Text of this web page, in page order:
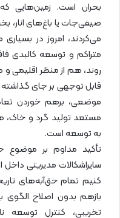
بحران است. زمین‌هایی
صیفی‌جات یا باغ‌های انار،
می‌کردند، امروز در
متراکم و توسعه کالبدی
روند، هم از منظر اقلیمی و
قابل توجهی بر جای
موضعی، برهم خوردن
مستعد تولید گرد و خاک،
به توسعه است.
تأکید مداوم بر موضوع
سایراشکالات مدیریتی
کنیم تمام حق‌آبه‌های
بازهم بدون اصلاح الگوی
تخریبی، کنترل توسعه